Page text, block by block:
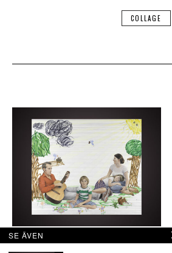
COLLAGE
Mångfasetterad utställning om
SE ÄVEN